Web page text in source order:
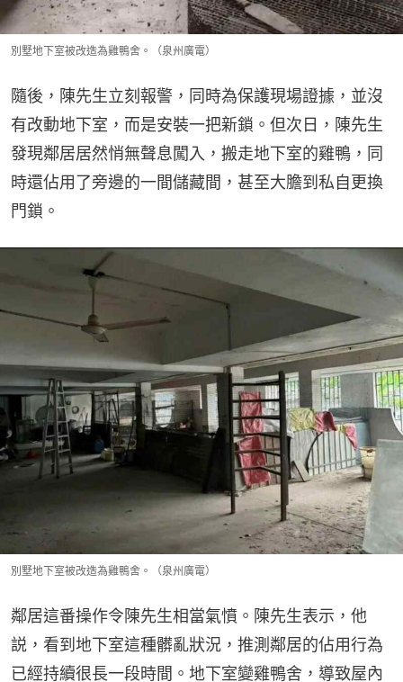
別墅地下室被改造為雞鴨舍。（泉州廣電）
隨後，陳先生立刻報警，同時為保護現場證據，並沒
有改動地下室，而是安裝一把新鎖。但次日，陳先生
發現鄰居居然悄無聲息闖入，搬走地下室的雞鴨，同
時還佔用了旁邊的一間儲藏間，甚至大膽到私自更換
門鎖。
別墅地下室被改造為雞鴨舍。（泉州廣電）
鄰居這番操作令陳先生相當氣憤。陳先生表示，他
説，看到地下室這種髒亂狀況，推測鄰居的佔用行為
已經持續很長一段時間。地下室變雞鴨舍，導致屋內